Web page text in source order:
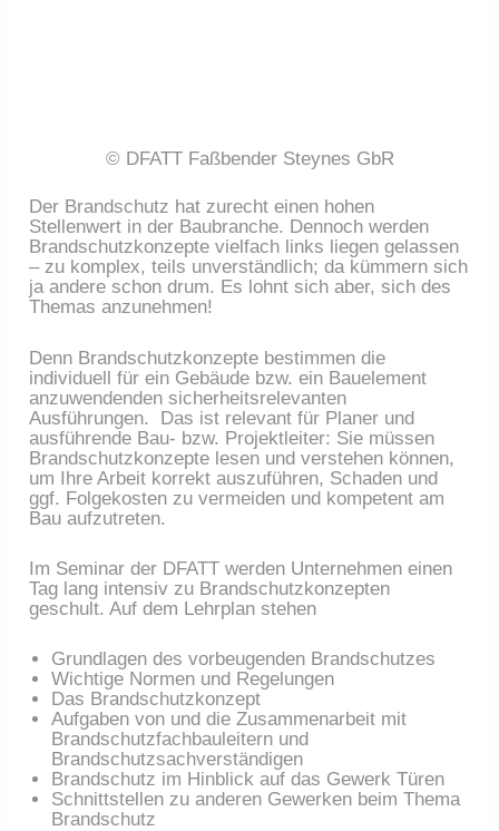
© DFATT Faßbender Steynes GbR
Der Brandschutz hat zurecht einen hohen
Stellenwert in der Baubranche. Dennoch werden
Brandschutzkonzepte vielfach links liegen gelassen
– zu komplex, teils unverständlich; da kümmern sich
ja andere schon drum. Es lohnt sich aber, sich des
Themas anzunehmen!
Denn Brandschutzkonzepte bestimmen die
individuell für ein Gebäude bzw. ein Bauelement
anzuwendenden sicherheitsrelevanten
Ausführungen. Das ist relevant für Planer und
ausführende Bau- bzw. Projektleiter: Sie müssen
Brandschutzkonzepte lesen und verstehen können,
um Ihre Arbeit korrekt auszuführen, Schaden und
ggf. Folgekosten zu vermeiden und kompetent am
Bau aufzutreten.
Im Seminar der DFATT werden Unternehmen einen
Tag lang intensiv zu Brandschutzkonzepten
geschult. Auf dem Lehrplan stehen
Grundlagen des vorbeugenden Brandschutzes
Wichtige Normen und Regelungen
Das Brandschutzkonzept
Aufgaben von und die Zusammenarbeit mit
Brandschutzfachbauleitern und
Brandschutzsachverständigen
Brandschutz im Hinblick auf das Gewerk Türen
Schnittstellen zu anderen Gewerken beim Thema
Brandschutz